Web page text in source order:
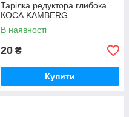
Тарілка редуктора глибока
КОСА KAMBERG
В наявності
20 ₴
Купити